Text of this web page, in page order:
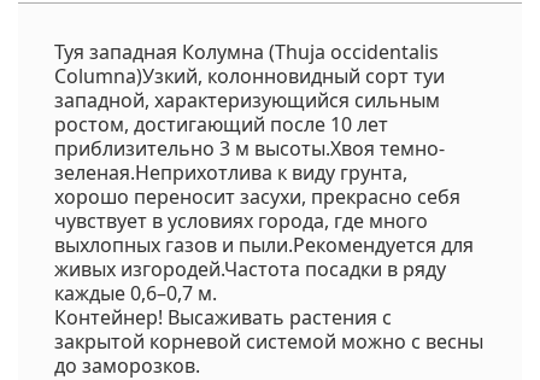
Туя западная Колумна (Thuja occidentalis
Columna)Узкий, колонновидный сорт туи
западной, характеризующийся сильным
ростом, достигающий после 10 лет
приблизительно 3 м высоты.Хвоя темно-
зеленая.Неприхотлива к виду грунта,
хорошо переносит засухи, прекрасно себя
чувствует в условиях города, где много
выхлопных газов и пыли.Рекомендуется для
живых изгородей.Частота посадки в ряду
каждые 0,6–0,7 м.
Контейнер! Высаживать растения с
закрытой корневой системой можно с весны
до заморозков.